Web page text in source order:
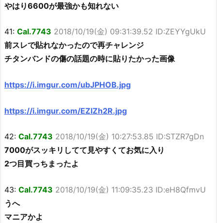
やはり6600が最強かも知れない
41: Cal.7743 2018/10/19(金) 09:31:39.52 ID:ZEYYgUkU
前スレで貼れなかったので再チャレンジ
チタンバンドの傷の話題の時に貼りたかった画像
https://i.imgur.com/ubJPHOB.jpg
https://i.imgur.com/EZlZh2R.jpg
42: Cal.7743 2018/10/19(金) 10:27:53.85 ID:STZR7gDn
7000がスッキリしてて見やすくてお気に入り
2つ目買っちまったよ
43: Cal.7743 2018/10/19(金) 11:09:35.23 ID:eH8QfmvU
うへ
マニアかよ